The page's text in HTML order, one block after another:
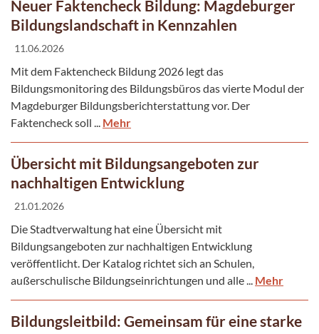
Neuer Faktencheck Bildung: Magdeburger
Bildungslandschaft in Kennzahlen
11.06.2026
Mit dem Faktencheck Bildung 2026 legt das
Bildungsmonitoring des Bildungsbüros das vierte Modul der
Magdeburger Bildungsberichterstattung vor. Der
Faktencheck soll ... Mehr
Übersicht mit Bildungsangeboten zur
nachhaltigen Entwicklung
21.01.2026
Die Stadtverwaltung hat eine Übersicht mit
Bildungsangeboten zur nachhaltigen Entwicklung
veröffentlicht. Der Katalog richtet sich an Schulen,
außerschulische Bildungseinrichtungen und alle ... Mehr
Bildungsleitbild: Gemeinsam für eine starke